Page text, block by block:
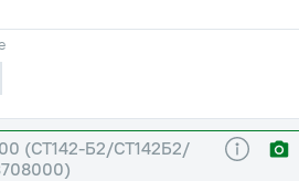
(СТ142-Б2/СТ142Б2/